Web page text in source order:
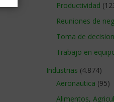
Productividad
Reuniones de
Toma de
Trabajo en
Industrias (4.874)
Aeronautica (95)
Alimentos,